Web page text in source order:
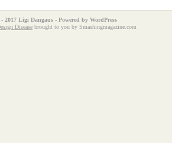
- 2017 Ligi Dangaus - Powered by WordPress
Disease brought to you by Smashingmagazine.com